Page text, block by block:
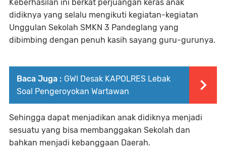
Keberhasilan ini berkat perjuangan keras anak
didiknya yang selalu mengikuti kegiatan-kegiatan
Unggulan Sekolah SMKN 3 Pandeglang yang
dibimbing dengan penuh kasih sayang guru-gurunya.
Baca Juga : GWI Desak KAPOLRES Lebak
Soal Pengeroyokan Wartawan
Sehingga dapat menjadikan anak didiknya menjadi
sesuatu yang bisa membanggakan Sekolah dan
bahkan menjadi kebanggaan Daerah.